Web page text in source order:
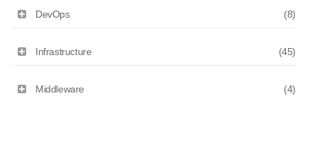
DevOps (8)
Infrastructure (45)
Middleware (4)